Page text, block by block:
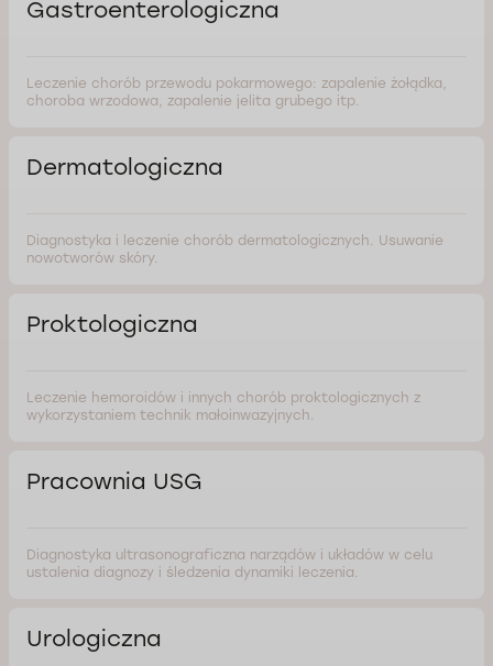
Gastroenterologiczna
Leczenie chorób przewodu pokarmowego: zapalenie żołądka,
choroba wrzodowa, zapalenie jelita grubego itp.
Dermatologiczna
Diagnostyka i leczenie chorób dermatologicznych. Usuwanie
nowotworów skóry.
Proktologiczna
Leczenie hemoroidów i innych chorób proktologicznych z
wykorzystaniem technik małoinwazyjnych.
Pracownia USG
Diagnostyka ultrasonograficzna narządów i układów w celu
ustalenia diagnozy i śledzenia dynamiki leczenia.
Urologiczna